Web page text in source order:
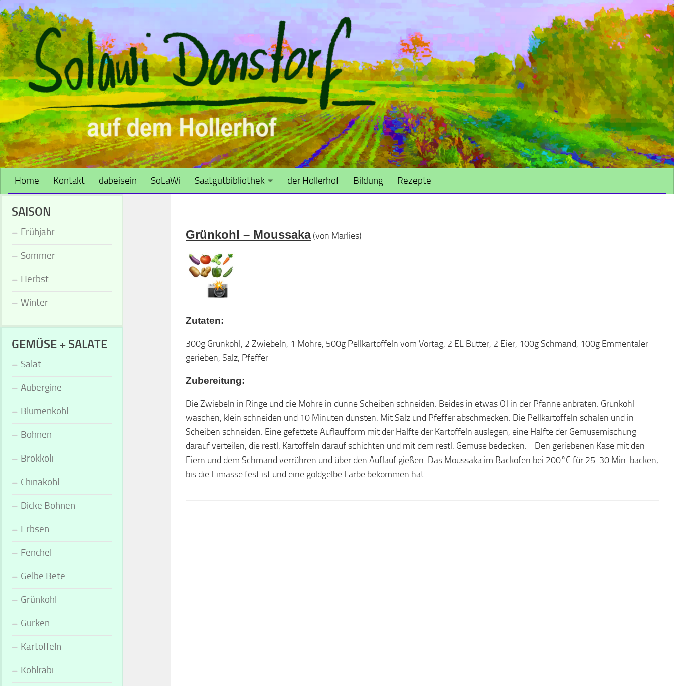
Zum Inhalt springen
Home Kontakt dabeisein SoLaWi Saatgutbibliothek der Hollerhof Bildung Rezepte
Grünkohl – Moussaka(von Marlies)
Zutaten:
300g Grünkohl, 2 Zwiebeln, 1 Möhre, 500g Pellkartoffeln vom Vortag, 2 EL Butter, 2 Eier, 100g Schmand, 100g Emmentaler
gerieben, Salz, Pfeffer
Zubereitung:
Die Zwiebeln in Ringe und die Möhre in dünne Scheiben schneiden. Beides in etwas Öl in der Pfanne anbraten. Grünkohl
waschen, klein schneiden und 10 Minuten dünsten. Mit Salz und Pfeffer abschmecken. Die Pellkartoffeln schälen und in
Scheiben schneiden. Eine gefettete Auflaufform mit der Hälfte der Kartoffeln auslegen, eine Hälfte der Gemüsemischung
darauf verteilen, die restl. Kartoffeln darauf schichten und mit dem restl. Gemüse bedecken. Den geriebenen Käse mit den
Eiern und dem Schmand verrühren und über den Auflauf gießen. Das Moussaka im Backofen bei 200°C für 25-30 Min. backen,
bis die Eimasse fest ist und eine goldgelbe Farbe bekommen hat.
SAISON
Frühjahr
Sommer
Herbst
Winter
GEMÜSE + SALATE
Salat
Aubergine
Blumenkohl
Bohnen
Brokkoli
Chinakohl
Dicke Bohnen
Erbsen
Fenchel
Gelbe Bete
Grünkohl
Gurken
Kartoffeln
Kohlrabi